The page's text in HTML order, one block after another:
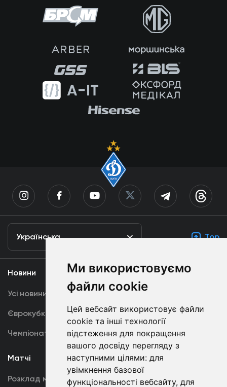
Ми використовуємо
файли cookie
Цей вебсайт використовує файли
cookie та інші технології
відстеження для покращення
вашого досвіду перегляду з
наступними цілями: для
увімкнення базової
функціональності вебсайту, для
Українська Top
Новини
Усі новини
Єврокубки
Чемпіонат України
Медіа
Динамо TV
Фотогалерея
Акредитація
Матчі
Розклад матчів
Команда
Перша команда